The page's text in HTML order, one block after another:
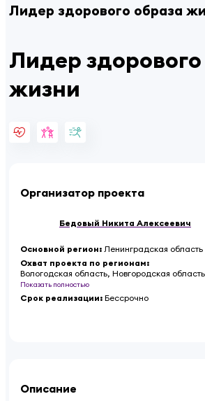
Лидер здорового образа
Лидер
жизни
Организатор проекта
Бедовый Никита Алексеевич
Основной регион: Ленинградская область
Охват проекта по регионам:
Вологодская область, Новгородская область
Показать полностью
Срок реализации: Бессрочно
Описание